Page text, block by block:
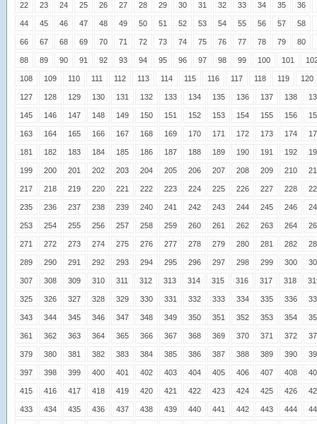
22 23 24 25 26 27 28 29 30 31 32 33 34 35 36
44 45 46 47 48 49 50 51 52 53 54 55 56 57 58
66 67 68 69 70 71 72 73 74 75 76 77 78 79 80
88 89 90 91 92 93 94 95 96 97 98 99 100 101
108 109 110 111 112 113 114 115 116 117 118 119 120
127 128 129 130 131 132 133 134 135 136 137 138
145 146 147 148 149 150 151 152 153 154 155 156
163 164 165 166 167 168 169 170 171 172 173 174
181 182 183 184 185 186 187 188 189 190 191 192
199 200 201 202 203 204 205 206 207 208 209 210
217 218 219 220 221 222 223 224 225 226 227 228
235 236 237 238 239 240 241 242 243 244 245 246
253 254 255 256 257 258 259 260 261 262 263 264
271 272 273 274 275 276 277 278 279 280 281 282
289 290 291 292 293 294 295 296 297 298 299 300
307 308 309 310 311 312 313 314 315 316 317 318
325 326 327 328 329 330 331 332 333 334 335 336
343 344 345 346 347 348 349 350 351 352 353 354
361 362 363 364 365 366 367 368 369 370 371 372
379 380 381 382 383 384 385 386 387 388 389 390
397 398 399 400 401 402 403 404 405 406 407 408
415 416 417 418 419 420 421 422 423 424 425 426
433 434 435 436 437 438 439 440 441 442 443 444